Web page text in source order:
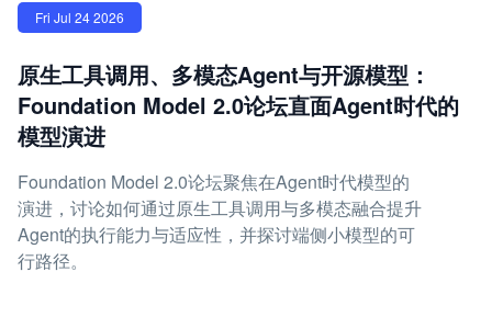
Fri Jul 24 2026
原生工具调用、多模态Agent与开源模型：
Foundation Model 2.0论坛直面Agent时代的
模型演进
Foundation Model 2.0论坛聚焦在Agent时代模型的
演进，讨论如何通过原生工具调用与多模态融合提升
Agent的执行能力与适应性，并探讨端侧小模型的可
行路径。